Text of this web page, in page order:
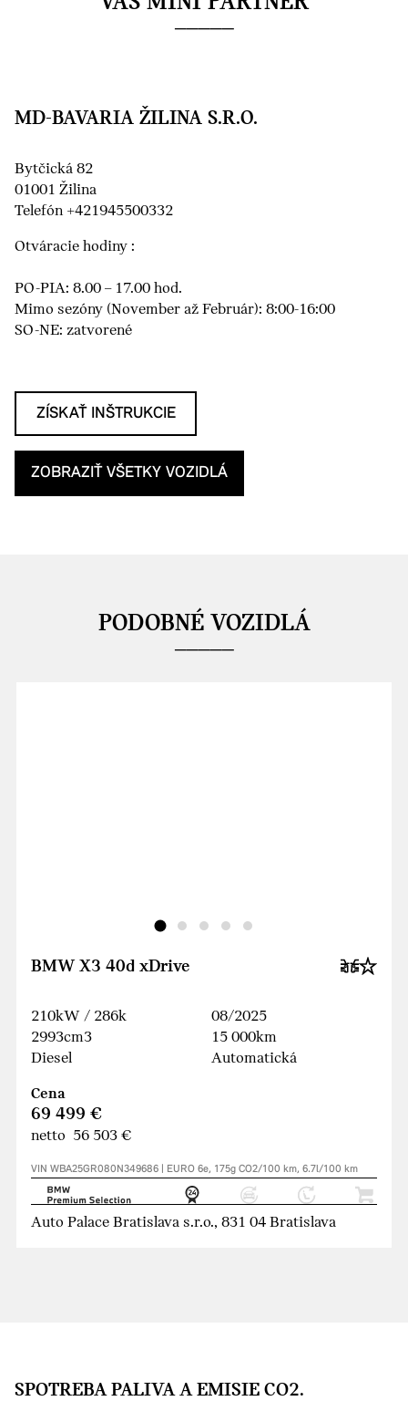
MD-BAVARIA ŽILINA S.R.O.
Bytčická 82
01001 Žilina
Telefón +421945500332
Otváracie hodiny :
PO-PIA: 8.00 – 17.00 hod.
Mimo sezóny (November až Február): 8:00-16:00
SO-NE: zatvorené
ZÍSKAŤ INŠTRUKCIE
ZOBRAZIŤ VŠETKY VOZIDLÁ
PODOBNÉ VOZIDLÁ
BMW X3 40d xDrive
210kW / 286k
2993cm3
Diesel
08/2025
15 000km
Automatická
Cena
69 499 €
netto 56 503 €
VIN WBA25GR080N349686 | EURO 6e, 175g CO2/100 km, 6.7l/100 km
Auto Palace Bratislava s.r.o., 831 04 Bratislava
SPOTREBA PALIVA A EMISIE CO2.